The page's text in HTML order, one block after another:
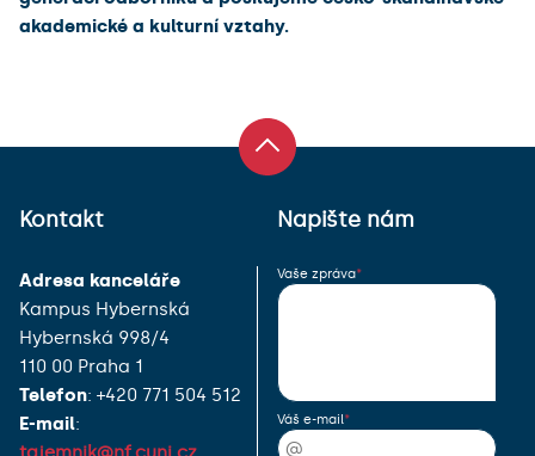
akademické a kulturní vztahy.
Kontakt
Adresa kanceláře
Kampus Hybernská
Hybernská 998/4
110 00 Praha 1
Telefon: +420 771 504 512
E-mail:
Napište nám
Vaše zpráva
Váš e-mail